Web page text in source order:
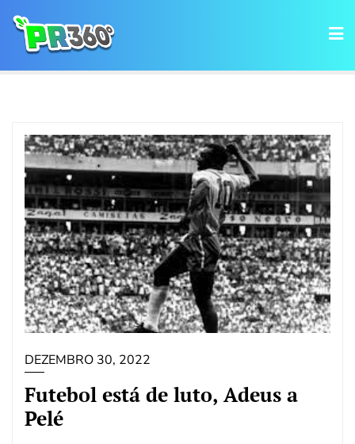
DEZEMBRO 30, 2022
Futebol está de luto, Adeus a
Pelé